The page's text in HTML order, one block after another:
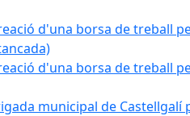
d'una borsa de treball
d'una borsa de treball
municipal de Castellgalí